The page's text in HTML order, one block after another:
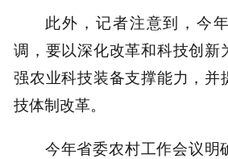
此外，记者注意到，今
调，要以深化改革和科技创新
强农业科技装备支撑能力，并
技体制改革。
今年省委农村工作会议明